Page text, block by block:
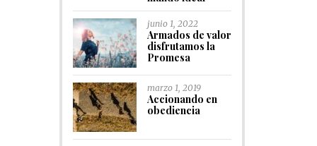
junio 1, 2022
Armados de valor
disfrutamos la
Promesa
marzo 1, 2019
Accionando en
obediencia